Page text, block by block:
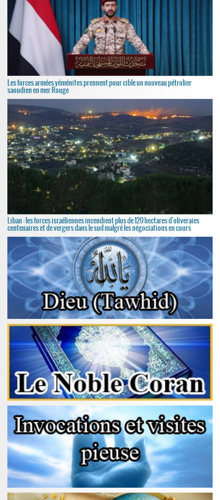
Les forces armées yéménites prennent pour cible un nouveau pétrolier
saoudien en mer Rouge
Liban : les forces israéliennes incendient plus de 120 hectares d'oliveraies
centenaires et de vergers dans le sud malgré les négociations en cours